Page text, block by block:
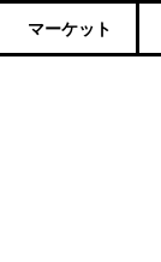
マーケット